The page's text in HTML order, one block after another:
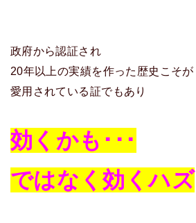
政府から認証され
20年以上の実績を作った歴史こそが
愛用されている証でもあり
効くかも･･･
ではなく効くハズ